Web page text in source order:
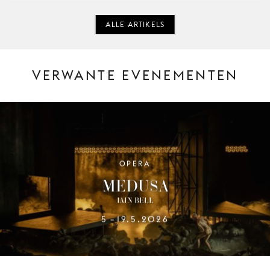
ALLE ARTIKELS
VERWANTE EVENEMENTEN
OPERA
MEDUSA
IAIN BELL
5–19.5.2026